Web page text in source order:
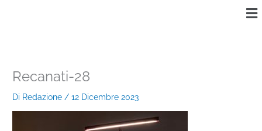
Recanati-28
Di Redazione /12 Dicembre 2023